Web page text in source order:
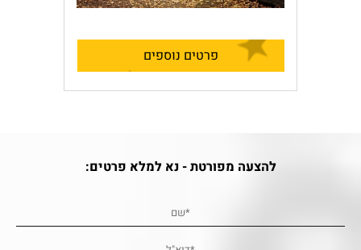
פרטים נוספים
להצעה מפורטת - נא למלא פרטים: